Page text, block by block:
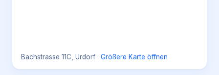
Bachstrasse 11C, Urdorf · Größere Karte öffnen